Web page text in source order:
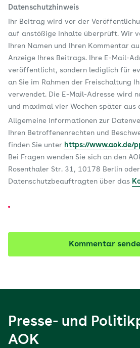
Datenschutzhinweis
Ihr Beitrag wird vor der
auf anstößige Inhalte überprüft. Wir
Ihren Namen und Ihren Kommentar
Anzeige Ihres Beitrags. Ihre E-Mail-
veröffentlicht, sondern lediglich für
an Sie im Rahmen der Freischaltung
verwendet. Die E-Mail-Adresse wird
und maximal vier Wochen später aus
Allgemeine Informationen zur
Ihren Betroffenenrechten und
finden Sie unter https://www.aok.de/
Bei Fragen wenden Sie sich an den
Rosenthaler Str. 31, 10178 Berlin
Datenschutzbeauftragten über das
Kommentar
Presse- und
AOK